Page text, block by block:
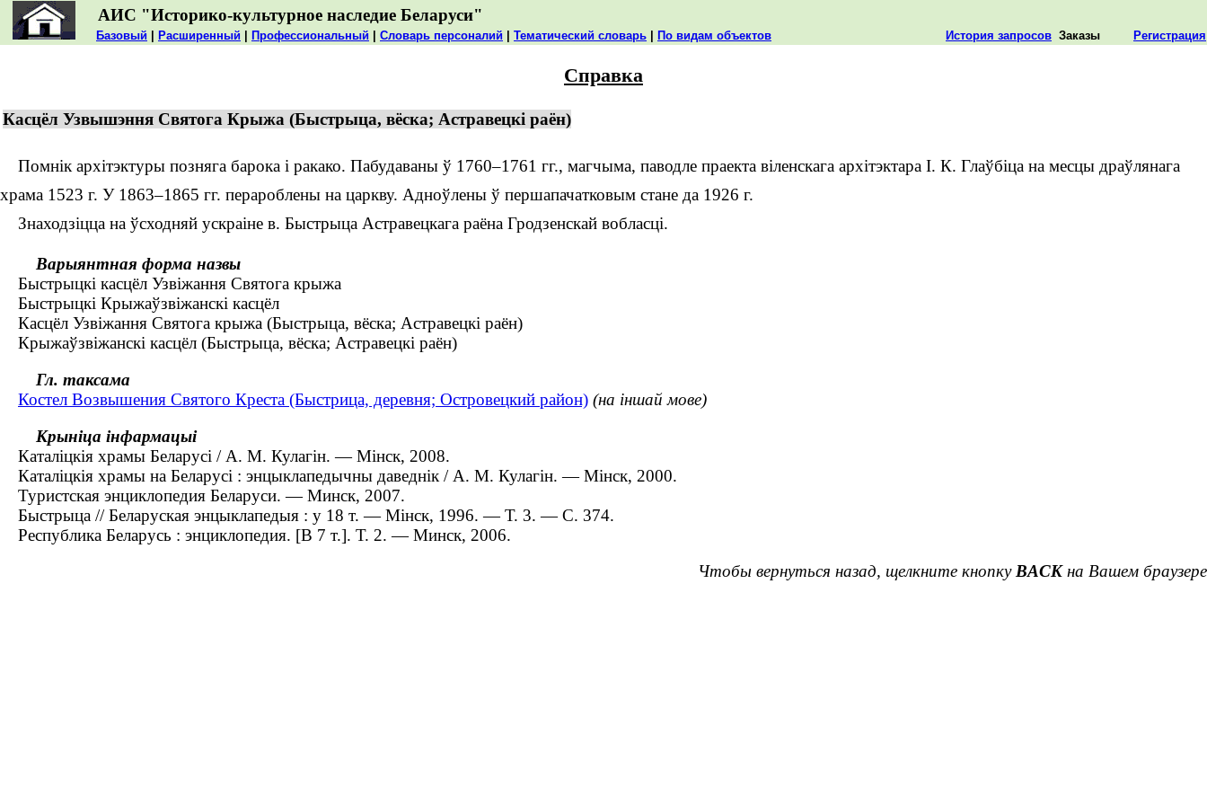
АИС "Историко-культурное наследие Беларуси"
Базовый Расширенный Профессиональный Словарь персоналий Тематический словарь По видам объектов История запросов Заказы Регистрация
Справка
Касцёл Узвышэння Святога Крыжа (Быстрыца, вёска; Астравецкі раён)
Помнік архітэктуры позняга барока і ракако. Пабудаваны ў 1760–1761 гг., магчыма, паводле праекта віленскага архітэктара І. К. Глаўбіца на месцы драўлянага
храма 1523 г. У 1863–1865 гг. перароблены на царкву. Адноўлены ў першапачатковым стане да 1926 г.
Знаходзіцца на ўсходняй ускраіне в. Быстрыца Астравецкага раёна Гродзенскай вобласці.
Варыянтная форма назвы
Быстрыцкі касцёл Узвіжання Святога крыжа
Быстрыцкі Крыжаўзвіжанскі касцёл
Касцёл Узвіжання Святога крыжа (Быстрыца, вёска; Астравецкі раён)
Крыжаўзвіжанскі касцёл (Быстрыца, вёска; Астравецкі раён)
Гл. таксама
Костел Возвышения Святого Креста (Быстрица, деревня; Островецкий район) (на іншай мове)
Крыніца інфармацыі
Каталіцкія храмы Беларусі / А. М. Кулагін. — Мінск, 2008.
Каталіцкія храмы на Беларусі : энцыклапедычны даведнік / А. М. Кулагін. — Мінск, 2000.
Туристская энциклопедия Беларуси. — Минск, 2007.
Быстрыца // Беларуская энцыклапедыя : у 18 т. — Мінск, 1996. — Т. 3. — С. 374.
Республика Беларусь : энциклопедия. [В 7 т.]. Т. 2. — Минск, 2006.
Чтобы вернуться назад, щелкните кнопкуBACKна Вашем браузере